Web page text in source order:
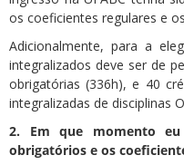
os coeficientes regulares e
Adicionalmente, para a
integralizados deve ser de
obrigatórias (336h), e 40
integralizadas de disciplinas
2. Em que momento
obrigatórios e os